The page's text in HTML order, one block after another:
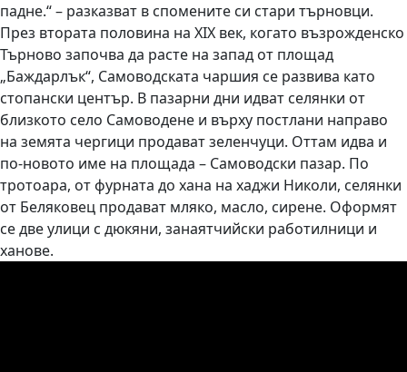
падне.“ – разказват в спомените си стари търновци.
През втората половина на XIX век, когато възрожденско
Търново започва да расте на запад от площад
„Баждарлък“, Самоводската чаршия се развива като
стопански център. В пазарни дни идват селянки от
близкото село Самоводене и върху постлани направо
на земята чергици продават зеленчуци. Оттам идва и
по-новото име на площада – Самоводски пазар. По
тротоара, от фурната до хана на хаджи Николи, селянки
от Беляковец продават мляко, масло, сирене. Оформят
се две улици с дюкяни, занаятчийски работилници и
ханове.